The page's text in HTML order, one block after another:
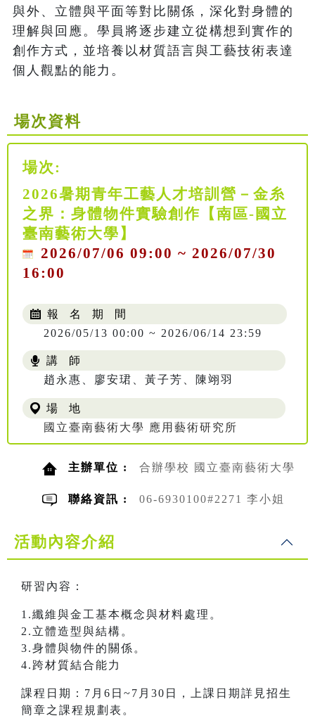
與外、立體與平面等對比關係，深化對身體的
理解與回應。學員將逐步建立從構想到實作的
創作方式，並培養以材質語言與工藝技術表達
個人觀點的能力。
場次資料
場次:
2026暑期青年工藝人才培訓營－金糸
之界：身體物件實驗創作【南區-國立
臺南藝術大學】
2026/07/06 09:00 ~ 2026/07/30
16:00
報 名 期 間
2026/05/13 00:00 ~ 2026/06/14 23:59
講 師
趙永惠、廖安珺、黃子芳、陳翊羽
場 地
國立臺南藝術大學 應用藝術研究所
主辦單位 : 合辦學校 國立臺南藝術大學
聯絡資訊 : 06-6930100#2271 李小姐
活動內容介紹
研習內容：
1.纖維與金工基本概念與材料處理。
2.立體造型與結構。
3.身體與物件的關係。
4.跨材質結合能力
課程日期：7月6日~7月30日，上課日期詳見招生
簡章之課程規劃表。